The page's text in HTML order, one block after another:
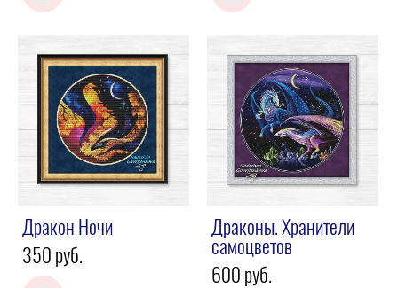
Дракон Ночи
350 pуб.
Драконы. Хранители
самоцветов
600 pуб.